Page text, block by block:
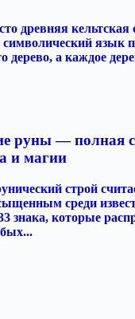
древняя кельтская
язык
дерево, а каждое
руны — полная
и магии
строй
среди
знака, которые